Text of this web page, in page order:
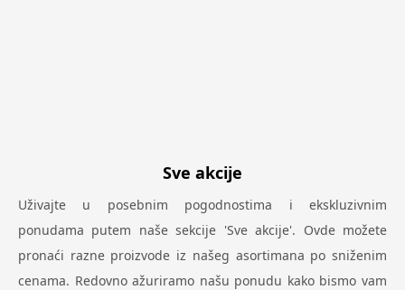
Sve akcije
Uživajte u posebnim pogodnostima i ekskluzivnim
ponudama putem naše sekcije 'Sve akcije'. Ovde možete
pronaći razne proizvode iz našeg asortimana po sniženim
cenama. Redovno ažuriramo našu ponudu kako bismo vam